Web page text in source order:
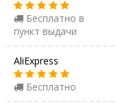
Бесплатно в
пункт выдачи
AliExpress
Бесплатно